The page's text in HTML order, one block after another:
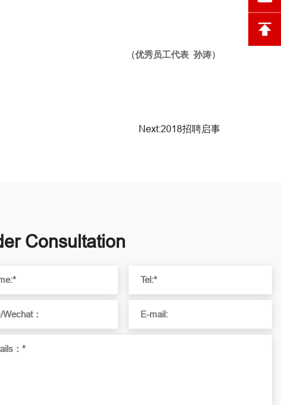
（优秀员工代表 孙涛）
Next:2018招聘启事
Consultation